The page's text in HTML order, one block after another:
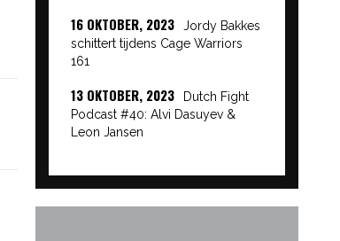
16 OKTOBER, 2023
Jordy Bakkes
schittert tijdens Cage Warriors
161
13 OKTOBER, 2023
Dutch Fight
Podcast #40: Alvi Dasuyev &
Leon Jansen